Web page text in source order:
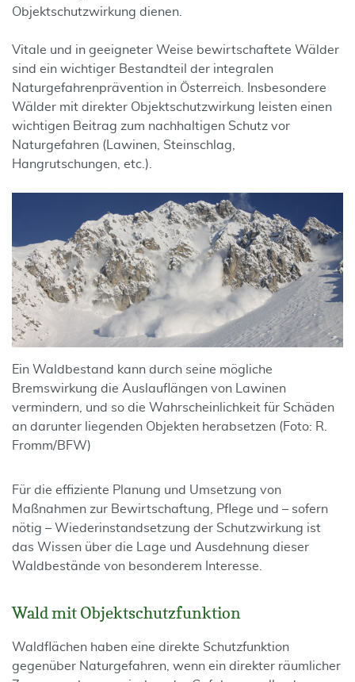
Objektschutzwirkung dienen.
Vitale und in geeigneter Weise bewirtschaftete Wälder
sind ein wichtiger Bestandteil der integralen
Naturgefahrenprävention in Österreich. Insbesondere
Wälder mit direkter Objektschutzwirkung leisten einen
wichtigen Beitrag zum nachhaltigen Schutz vor
Naturgefahren (Lawinen, Steinschlag,
Hangrutschungen, etc.).
Ein Waldbestand kann durch seine mögliche
Bremswirkung die Auslauflängen von Lawinen
vermindern, und so die Wahrscheinlichkeit für Schäden
an darunter liegenden Objekten herabsetzen (Foto: R.
Fromm/BFW)
Für die effiziente Planung und Umsetzung von
Maßnahmen zur Bewirtschaftung, Pflege und – sofern
nötig – Wiederinstandsetzung der Schutzwirkung ist
das Wissen über die Lage und Ausdehnung dieser
Waldbestände von besonderem Interesse.
Wald mit Objektschutzfunktion
Waldflächen haben eine direkte Schutzfunktion
gegenüber Naturgefahren, wenn ein direkter räumlicher